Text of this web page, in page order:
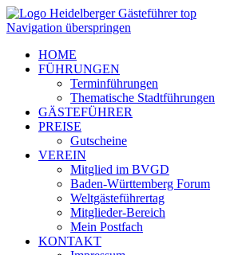
Navigation überspringen
HOME
FÜHRUNGEN
Terminführungen
Thematische Stadtführungen
GÄSTEFÜHRER
PREISE
Gutscheine
VEREIN
Mitglied im BVGD
Baden-Württemberg Forum
Weltgästeführertag
Mitglieder-Bereich
Mein Postfach
KONTAKT